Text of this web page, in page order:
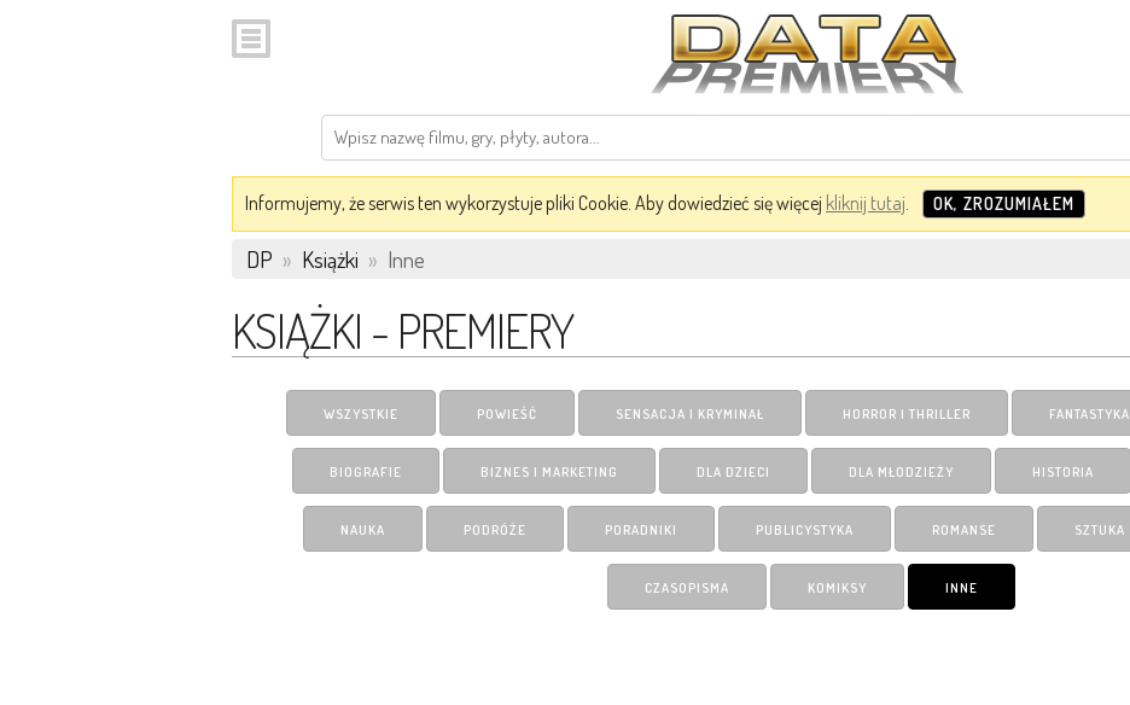
Informujemy, że serwis ten wykorzystuje pliki Cookie. Aby dowiedzieć się więcej kliknij tutaj. OK, ZROZUMIAŁEM
DP » Książki » Inne
KSIĄŻKI - PREMIERY
WSZYSTKIE POWIEŚĆ SENSACJA I KRYMINAŁ HORROR I THRILLER FANTASTYKA
BIOGRAFIE BIZNES I MARKETING DLA DZIECI DLA MŁODZIEŻY HISTORIA
NAUKA PODRÓŻE PORADNIKI PUBLICYSTYKA ROMANSE SZTUKA
CZASOPISMA KOMIKSY INNE